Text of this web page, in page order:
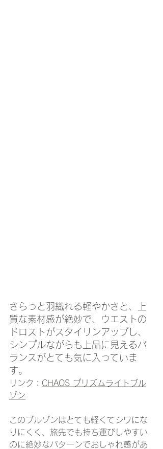
さらっと羽織れる軽やかさと、上
質な素材感が絶妙で、ウエストの
ドロストがスタイリンアップし、
シンプルながらも上品に見えるバ
ランスがとても気に入っていま
す。
リンク： CHAOS プリズムライトブル
ゾン
このブルゾンはとても軽くてシワにな
りにくく、旅先でも持ち運びしやすい
のに絶妙なパターンでおしゃれ感があ